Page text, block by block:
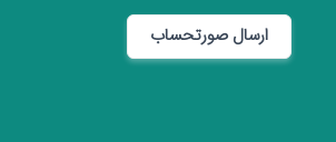
ارسال صورتحساب